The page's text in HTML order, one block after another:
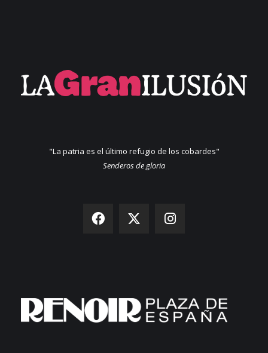
"La patria es el último refugio de los cobardes"
Senderos de gloria